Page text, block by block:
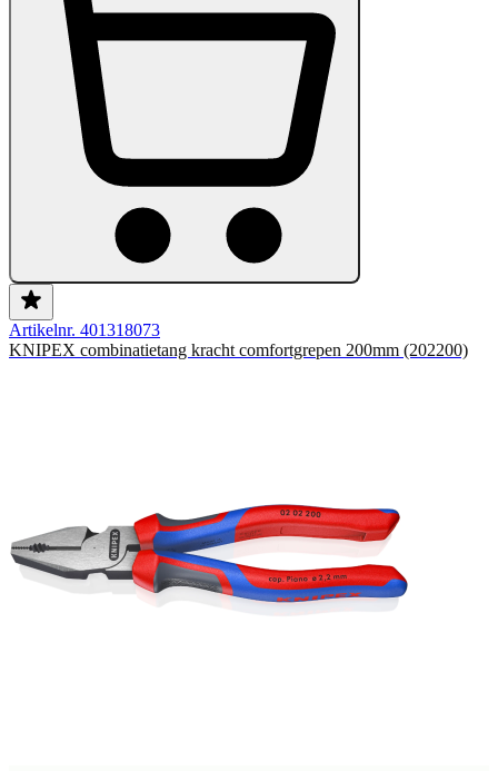
Artikelnr. 401318073
KNIPEX combinatietang kracht comfortgrepen 200mm (202200)